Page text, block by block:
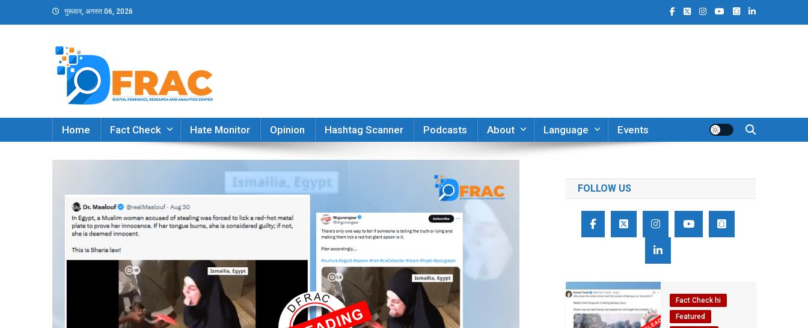
to
गुरूवार, अगस्त 06, 2026
DFRAC_ORG
Digital Forensics, Research and Analytics Center
Home
Fact Check Hate Monitor Opinion Hashtag Scanner Podcasts About Language Events
FOLLOW US
Fact Check hi
Featured